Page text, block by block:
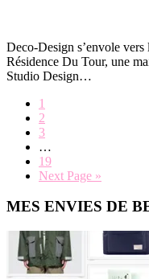
Deco-Design s’envole
Résidence Du Tour, une
Studio Design…
Page
1
Page
2
Page
3
pages
omitted
…
Page
19
Go
Next Page »
Primary
Sidebar
MES ENVIES DE